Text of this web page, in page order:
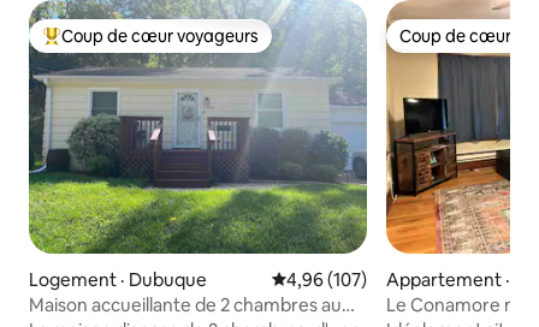
Coup de cœur voyageurs parmi les plus aimés
Coup de cœur voyageurs
Logement · Dubuque Note moyenne de 4,96 sur 5,
4,96 (107)
Maison accueillante de 2 chambres au
Coup de cœur
Coup de cœur
Appartement ·
de Dubuque
Le Conamore